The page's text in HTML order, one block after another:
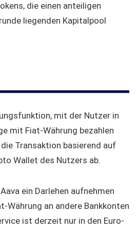
die einen anteiligen
liegenden Kapitalpool
mit der Nutzer in
mit Fiat-Währung bezahlen
Transaktion basierend auf
Wallet des Nutzers ab.
ein Darlehen aufnehmen
Währung an andere Bankkonten
ist derzeit nur in den Euro-